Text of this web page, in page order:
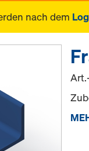
nach dem